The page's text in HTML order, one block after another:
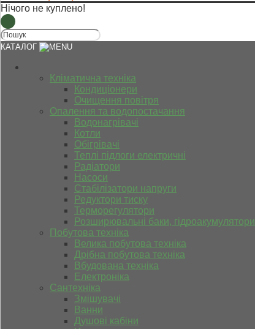
Нічого не куплено!
КАТАЛОГ
Кліматична техніка
Кондиціонери
Очищення повітря
Опалення та водопостачання
Водонагрівачі
Котли
Обігрівачі
Теплі підлоги електричні
Радіатори
Насоси
Стабілізатори напруги
Редуктори тиску
Терморегулятори
Розширювальні баки, гідроакумулятори
Побутова техніка
Велика побутова техніка
Дрібна побутова техніка
Вбудована техніка
Електроніка
Сантехніка
Змішувачі
Ванни
Душові кабіни